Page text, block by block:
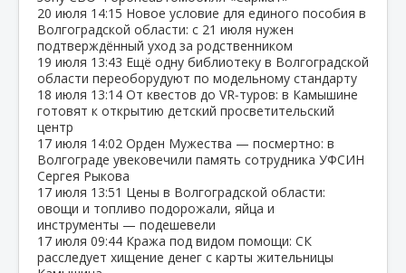
20 июля 14:15 Новое условие для единого пособия в
Волгоградской области: с 21 июля нужен
подтверждённый уход за родственником
19 июля 13:43 Ещё одну библиотеку в Волгоградской
области переоборудуют по модельному стандарту
18 июля 13:14 От квестов до VR‑туров: в Камышине
готовят к открытию детский просветительский
центр
17 июля 14:02 Орден Мужества — посмертно: в
Волгограде увековечили память сотрудника УФСИН
Сергея Рыкова
17 июля 13:51 Цены в Волгоградской области:
овощи и топливо подорожали, яйца и
инструменты — подешевели
17 июля 09:44 Кража под видом помощи: СК
расследует хищение денег с карты жительницы